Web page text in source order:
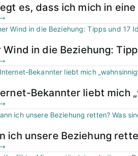
es, dass ich mich in
Wind in die Beziehung:
Bekannter liebt mich
ich unsere Beziehung